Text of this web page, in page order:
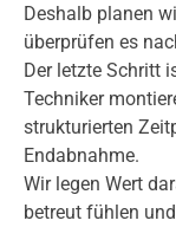
Deshalb planen
überprüfen es
Der letzte Schritt
Techniker
strukturierten
Endabnahme.
Wir legen Wert
betreut fühlen